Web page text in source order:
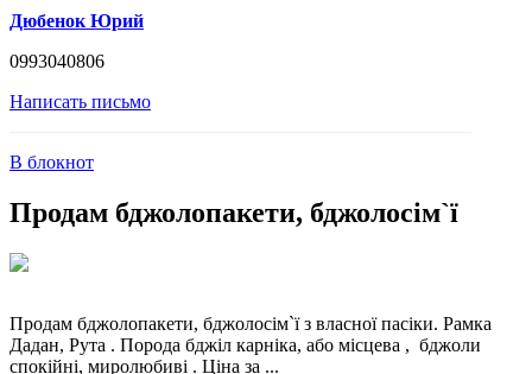
Дюбенок Юрий
0993040806
Написать письмо
В блокнот
Продам бджолопакети, бджолосім`ї
Продам бджолопакети, бджолосім`ї з власної пасіки. Рамка
Дадан, Рута . Порода бджіл карніка, або місцева , бджоли
спокійні, миролюбиві . Ціна за ...